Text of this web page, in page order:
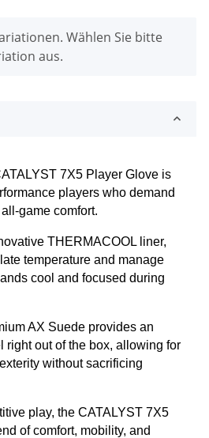
Wählen Sie bitte
aus.
7X5 Player Glove is
players who demand
game comfort.
THERMACOOL liner,
temperature and manage
cool and focused during
AX Suede provides an
right out of the box, allowing for
without sacrificing
play, the CATALYST 7X5
of comfort, mobility, and